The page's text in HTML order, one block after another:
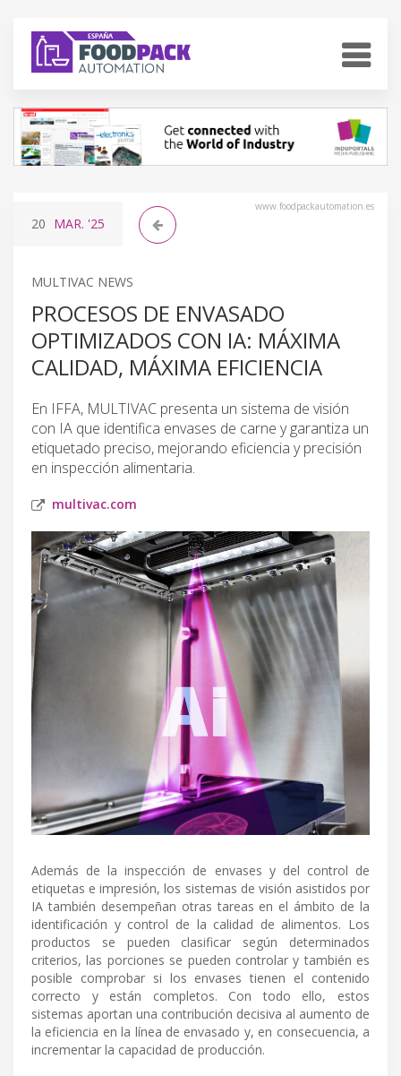
www.foodpackautomation.es
20 MAR. '25
MULTIVAC NEWS
PROCESOS DE ENVASADO
OPTIMIZADOS CON IA: MÁXIMA
CALIDAD, MÁXIMA EFICIENCIA
En IFFA, MULTIVAC presenta un sistema de visión
con IA que identifica envases de carne y garantiza un
etiquetado preciso, mejorando eficiencia y precisión
en inspección alimentaria.
multivac.com
Además de la inspección de envases y del control de
etiquetas e impresión, los sistemas de visión asistidos por
IA también desempeñan otras tareas en el ámbito de la
identificación y control de la calidad de alimentos. Los
productos se pueden clasificar según determinados
criterios, las porciones se pueden controlar y también es
posible comprobar si los envases tienen el contenido
correcto y están completos. Con todo ello, estos
sistemas aportan una contribución decisiva al aumento de
la eficiencia en la línea de envasado y, en consecuencia, a
incrementar la capacidad de producción.